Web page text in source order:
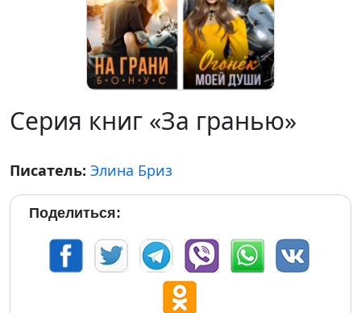
Серия книг «За гранью»
Писатель: Элина Бриз
Поделиться: